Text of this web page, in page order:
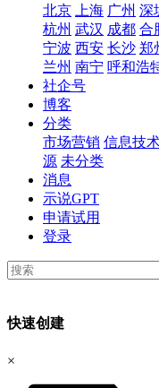
北京
上海 广州 深
杭州 武汉 成都 合
宁波 西安 长沙 郑
兰州 南宁 呼和浩
社企号
博客
分类
市场营销 信息技
源 未分类
消息
示说GPT
申请试用
登录
快速创建
×